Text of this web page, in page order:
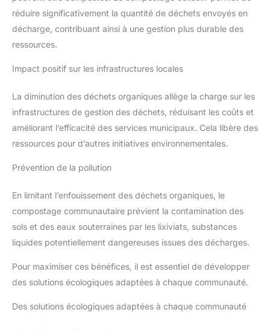
réduire significativement la quantité de déchets envoyés en
décharge, contribuant ainsi à une gestion plus durable des
ressources.
Impact positif sur les infrastructures locales
La diminution des déchets organiques allège la charge sur les
infrastructures de gestion des déchets, réduisant les coûts et
améliorant l’efficacité des services municipaux. Cela libère des
ressources pour d’autres initiatives environnementales.
Prévention de la pollution
En limitant l’enfouissement des déchets organiques, le
compostage communautaire prévient la contamination des
sols et des eaux souterraines par les lixiviats, substances
liquides potentiellement dangereuses issues des décharges.
Pour maximiser ces bénéfices, il est essentiel de développer
des solutions écologiques adaptées à chaque communauté.
Des solutions écologiques adaptées à chaque communauté